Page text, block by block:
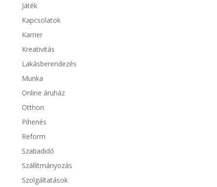
Játék
Kapcsolatok
Karrier
Kreativitás
Lakásberendezés
Munka
Online áruház
Otthon
Pihenés
Reform
Szabadidő
Szállítmányozás
Szolgáltatások